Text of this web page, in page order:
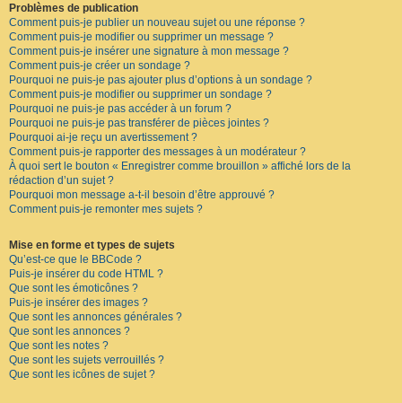
Problèmes de publication
Comment puis-je publier un nouveau sujet ou une réponse ?
Comment puis-je modifier ou supprimer un message ?
Comment puis-je insérer une signature à mon message ?
Comment puis-je créer un sondage ?
Pourquoi ne puis-je pas ajouter plus d’options à un sondage ?
Comment puis-je modifier ou supprimer un sondage ?
Pourquoi ne puis-je pas accéder à un forum ?
Pourquoi ne puis-je pas transférer de pièces jointes ?
Pourquoi ai-je reçu un avertissement ?
Comment puis-je rapporter des messages à un modérateur ?
À quoi sert le bouton « Enregistrer comme brouillon » affiché lors de la
rédaction d’un sujet ?
Pourquoi mon message a-t-il besoin d’être approuvé ?
Comment puis-je remonter mes sujets ?
Mise en forme et types de sujets
Qu’est-ce que le BBCode ?
Puis-je insérer du code HTML ?
Que sont les émoticônes ?
Puis-je insérer des images ?
Que sont les annonces générales ?
Que sont les annonces ?
Que sont les notes ?
Que sont les sujets verrouillés ?
Que sont les icônes de sujet ?